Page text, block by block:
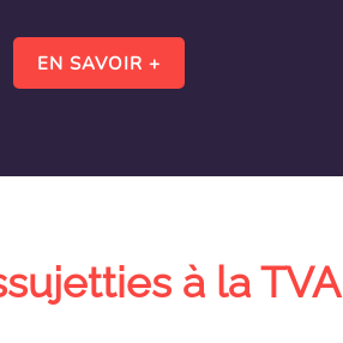
EN SAVOIR +
à la TVA